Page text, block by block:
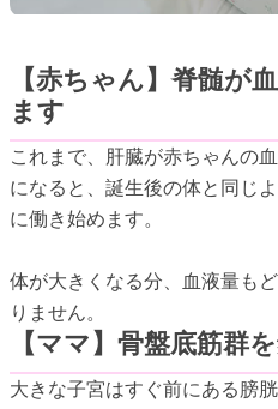
【赤ちゃん】脊髄が
ます
これまで、肝臓が赤ちゃんの
になると、誕生後の体と同じ
に働き始めます。
体が大きくなる分、血液量も
りません。
【ママ】骨盤底筋群
大きな子宮はすぐ前にある膀